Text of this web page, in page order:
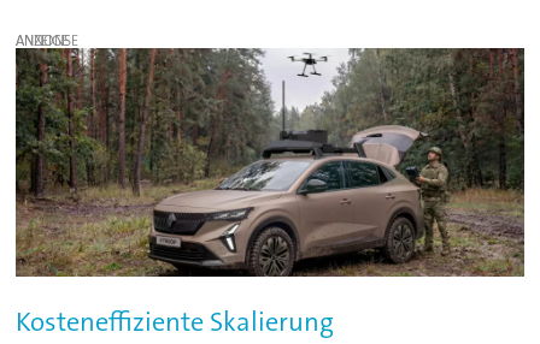
ANZEIGE
Kosteneffiziente Skalierung